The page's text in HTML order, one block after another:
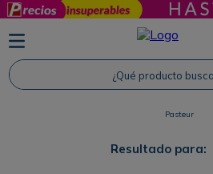
¿Qué producto buscas?
Pasteur
Resultado para:
TÉRMINOS MÁS BUSCADOS
1. Protector Solar
2. Proteina